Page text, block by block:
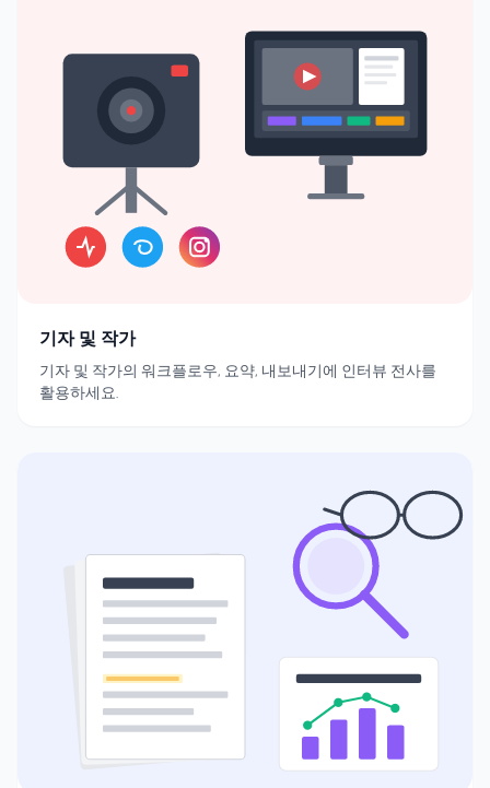
기자 및 작가
기자 및 작가의 워크플로우, 요약, 내보내기에 인터뷰 전사를
활용하세요.